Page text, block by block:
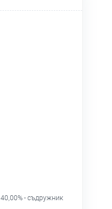
40,00% - съдружник